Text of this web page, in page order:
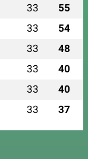
33 55
33 54
33 48
33 40
33 40
33 37